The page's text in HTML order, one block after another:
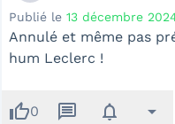
Publié le 13 décembre
Annulé et même pas
hum Leclerc !
thumb_up0 message notifications arrow_drop_down